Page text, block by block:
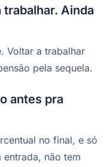
Ainda
Voltar a trabalhar
pela sequela.
antes pra
no final, e só
entrada, não tem